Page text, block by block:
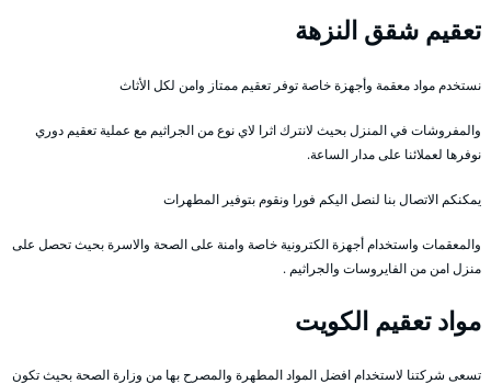
تعقيم شقق النزهة
نستخدم مواد معقمة وأجهزة خاصة توفر تعقيم ممتاز وامن لكل الأثاث
والمفروشات في المنزل بحيث لانترك اثرا لاي نوع من الجراثيم مع عملية تعقيم دوري
نوفرها لعملائنا على مدار الساعة.
يمكنكم الاتصال بنا لنصل اليكم فورا ونقوم بتوفير المطهرات
والمعقمات واستخدام أجهزة الكترونية خاصة وامنة على الصحة والاسرة بحيث تحصل على
منزل امن من الفايروسات والجراثيم .
مواد تعقيم الكويت
تسعى شركتنا لاستخدام افضل المواد المطهرة والمصرح بها من وزارة الصحة بحيث تكون